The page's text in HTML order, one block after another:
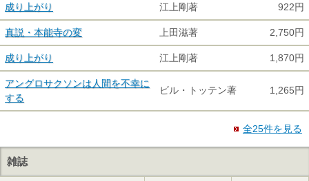
成り上がり 江上剛著 922円
真説・本能寺の変 上田滋著 2,750円
成り上がり 江上剛著 1,870円
アングロサクソンは人間を不幸に
する
ビル・トッテン著 1,265円
全25件を見る
雑誌